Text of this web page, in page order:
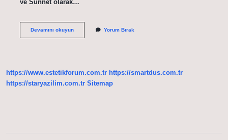
ve Sünnet olarak…
Devamını okuyunBayram
Yorum Bırak
https://www.estetikforum.com.tr https://smartdus.com.tr
https://staryazilim.com.tr Sitemap